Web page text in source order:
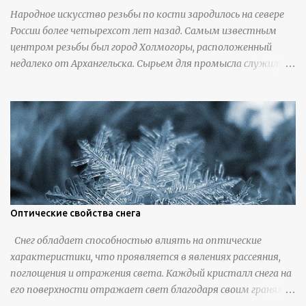
Народное искусство резьбы по кости зародилось на севере
России более четырехсот лет назад. Самым известным
центром резьбы был город Холмогоры, расположенный
недалеко от Архангельска. Сырьем для промысла служили
облагораживая ее специальной обработкой и тонировкой. В
19 веке резчики также использовали дорогую импортную
слоновую кость для важных заказов. Ажурная ваза
яйцевидной формы с аллегориями времен года - сценами
сбора урожая, сбора фруктов, свадьбы и пожара; кость,
высота 31 см, Н. С. Верещагин, 18 век, из собрания
Государственного Эрмитажа. Кружка с портретами
Дудин О. Х., 18 век, из собрания Государственного Эрмитажа.
Панно с изображением церкви Святых Петра и Павла,
моржовая слоновая кость, Холмогоры, 18 век. Шахматный
набор "Рыцари против турок" в шкатулке из моржовой
Оптические свойства снега
Снег обладает способностью влиять на оптические
характеристики, что проявляется в явлениях рассеяния,
поглощения и отражения света. Каждый кристалл снега на
его поверхности отражает свет благодаря своим граням,